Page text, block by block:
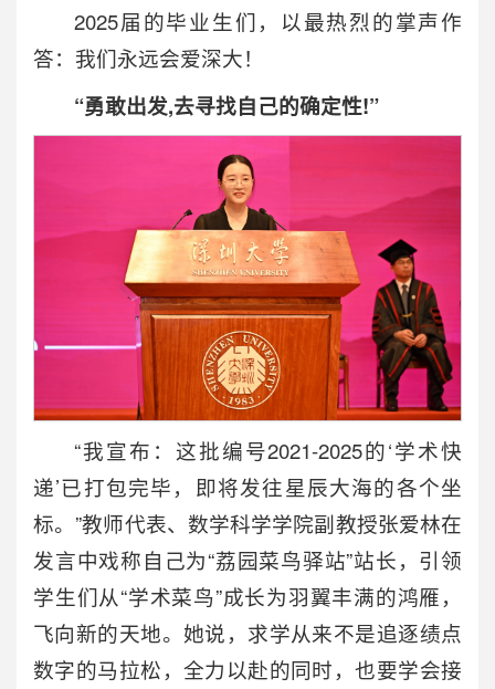
2025届的毕业生们，以最热烈的掌声作
答：我们永远会爱深大！
“勇敢出发,去寻找自己的确定性!”
“我宣布：这批编号2021-2025的‘学术快
递’已打包完毕，即将发往星辰大海的各个坐
标。”教师代表、数学科学学院副教授张爱林在
发言中戏称自己为“荔园菜鸟驿站”站长，引领
学生们从“学术菜鸟”成长为羽翼丰满的鸿雁，
飞向新的天地。她说，求学从来不是追逐绩点
数字的马拉松，全力以赴的同时，也要学会接